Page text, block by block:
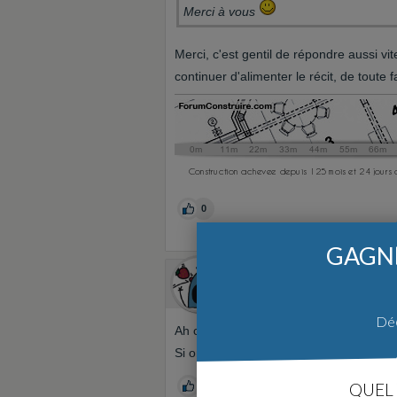
Merci à vous
Merci, c'est gentil de répondre aussi
continuer d'alimenter le récit, de toute
0
Ah c'est sur qu'en faisant le récit
Si on démarre au début, ça se fait
QUEL